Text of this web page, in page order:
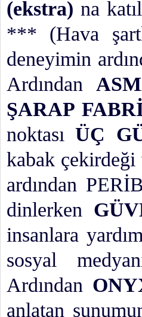
(ekstra) na
*** (Hava
deneyimin
Ardından
ŞARAP
noktasıÜÇ
kabak çekirdeği
ardından
dinlerken
insanlara
sosyal
Ardından
anlatan